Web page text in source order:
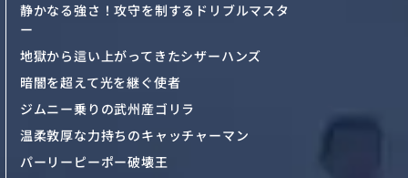
静かなる強さ！攻守を制するドリブルマスタ
ー
地獄から這い上がってきたシザーハンズ
暗闇を超えて光を継ぐ使者
ジムニー乗りの武州産ゴリラ
温柔敦厚な力持ちのキャッチャーマン
パーリーピーポー破壊王